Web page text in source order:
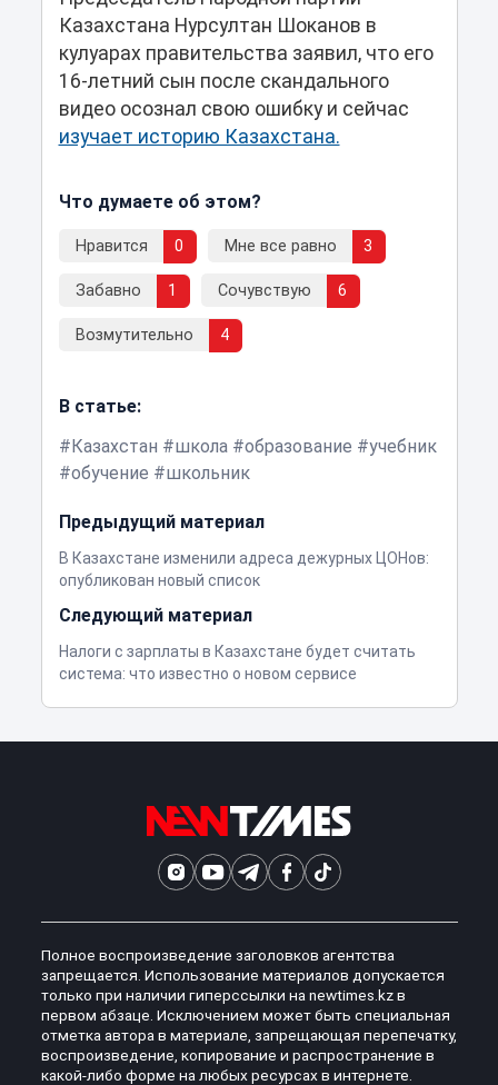
Казахстана Нурсултан Шоканов в
кулуарах правительства заявил, что его
16-летний сын после скандального
видео осознал свою ошибку и сейчас
изучает историю Казахстана.
Что думаете об этом?
Нравится 0 Мне все равно 3
Забавно 1 Сочувствую 6
Возмутительно 4
В статье:
Казахстан
школа образование
учебник
обучение
школьник
Предыдущий материал
В Казахстане изменили адреса дежурных ЦОНов:
опубликован новый список
Следующий материал
Налоги с зарплаты в Казахстане будет считать
система: что известно о новом сервисе
Полное воспроизведение заголовков агентства
запрещается. Использование материалов допускается
только при наличии гиперссылки на newtimes.kz в
первом абзаце. Исключением может быть специальная
отметка автора в материале, запрещающая перепечатку,
воспроизведение, копирование и распространение в
какой-либо форме на любых ресурсах в интернете.